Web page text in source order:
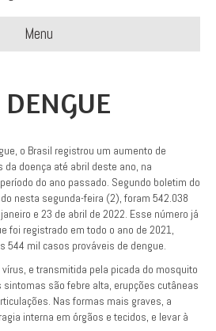
Menu
o Brasil registrou um aumento de
doença até abril deste ano, na
do ano passado. Segundo boletim do
nesta segunda-feira (2), foram 542.038
e 23 de abril de 2022. Esse número já
foi registrado em todo o ano de 2021,
544 mil casos prováveis de dengue.
e transmitida pela picada do mosquito
sintomas são febre alta, erupções cutâneas
Nas formas mais graves, a
interna em órgãos e tecidos, e levar à